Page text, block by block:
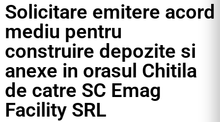
Solicitare emitere acord
mediu pentru
construire depozite si
anexe in orasul Chitila
de catre SC Emag
Facility SRL